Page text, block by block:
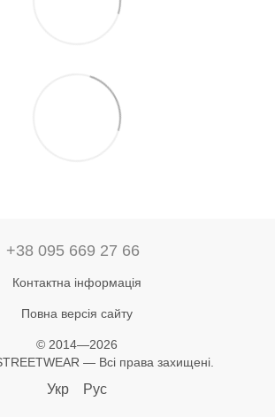
+38 095 669 27 66
Контактна інформація
Повна версія сайту
© 2014—2026
— Всі права захищені.
Укр Рус